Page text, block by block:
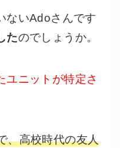
ないAdoさんです
たのでしょうか。
ユニットが特定さ
、高校時代の友人